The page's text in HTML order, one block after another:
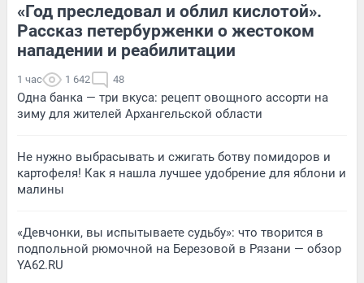
«Год преследовал и облил кислотой».
Рассказ петербурженки о жестоком
нападении и реабилитации
1 час 1 642 48
Одна банка — три вкуса: рецепт овощного ассорти на
зиму для жителей Архангельской области
Не нужно выбрасывать и сжигать ботву помидоров и
картофеля! Как я нашла лучшее удобрение для яблони и
малины
«Девчонки, вы испытываете судьбу»: что творится в
подпольной рюмочной на Березовой в Рязани — обзор
YA62.RU